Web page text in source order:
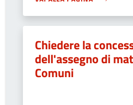
Chiedere la
dell'assegno di
Comuni